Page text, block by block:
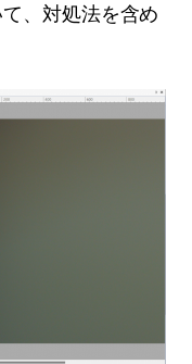
、対処法を含め